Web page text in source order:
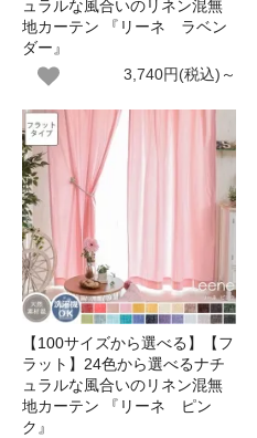
ュラルな風合いのリネン混無
地カーテン 『リーネ ラベン
ダー』
3,740円(税込)～
【100サイズから選べる】【フ
ラット】24色から選べるナチ
ュラルな風合いのリネン混無
地カーテン 『リーネ ピン
ク』